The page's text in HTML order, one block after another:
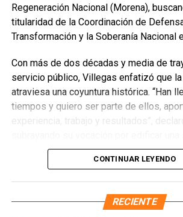
Recibe las noticias al
importantes de Quintana Roo
en tu teléfono.
Unirme al canal de
Regeneración Nacional (Morena),
titularidad de la Coordinación de
Transformación y la Soberanía Nacional
Con más de dos décadas y media de
servicio público, Villegas enfatizó que
atraviesa una coyuntura histórica. “Han
tiempos y quiero ser parte de ellos,
experiencia, trabajo y resultados”,
justa, unida y equitativa.
priorizando la atención a sectores
CONTINUAR LEYENDO
RECIENTE